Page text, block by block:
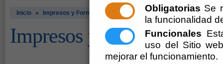
Obligatorias Se
la funcionalidad
Funcionales
uso del Sitio
mejorar el funcionamiento.
Inicio » Impresos y Formularios
Impresos y Formularios